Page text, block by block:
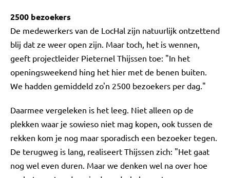
2500 bezoekers
De medewerkers van de LocHal zijn natuurlijk ontzettend
blij dat ze weer open zijn. Maar toch, het is wennen,
geeft projectleider Pieternel Thijssen toe: "In het
openingsweekend hing het hier met de benen buiten.
We hadden gemiddeld zo'n 2500 bezoekers per dag."
Daarmee vergeleken is het leeg. Niet alleen op de
plekken waar je sowieso niet mag kopen, ook tussen de
rekken kom je nog maar sporadisch een bezoeker tegen.
De terugweg is lang, realiseert Thijssen zich: "Het gaat
nog wel even duren. Maar we denken wel na over hoe